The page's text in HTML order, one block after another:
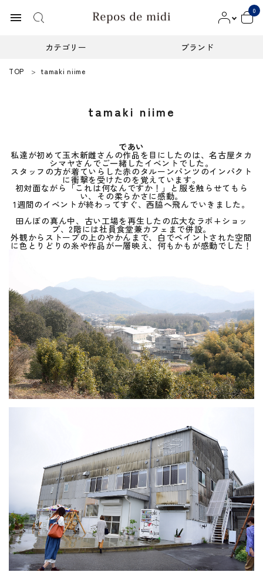
menu
0
カテゴリー ブランド
ACCOUNT MENU
person 新規会員登録
カテゴリー
ブランド
インフォメーション
お知らせ
特定商取引法について
お問い合わせ
TOP tamaki niime
tamaki niime
であい
私達が初めて玉木新雌さんの作品を目にしたのは、名古屋タカ
シマヤさんでご一緒したイベントでした。
スタッフの方が着ていらした赤のタルーンパンツのインパクト
に衝撃を受けたのを覚えています。
初対面ながら「これは何なんですか！」と服を触らせてもら
い、その柔らかさに感動。
1週間のイベントが終わってすぐ、西脇へ飛んでいきました。
田んぼの真ん中、古い工場を再生したの広大なラボ+ショッ
プ、2階には社員食堂兼カフェまで併設。
外観からストーブの上のやかんまで、白でペイントされた空間
に色とりどりの糸や作品が一層映え、何もかもが感動でした！